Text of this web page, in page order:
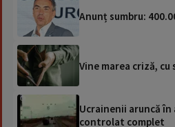
Anunț sumbru:
Vine marea criză,
Ucrainenii aruncă în
controlat complet